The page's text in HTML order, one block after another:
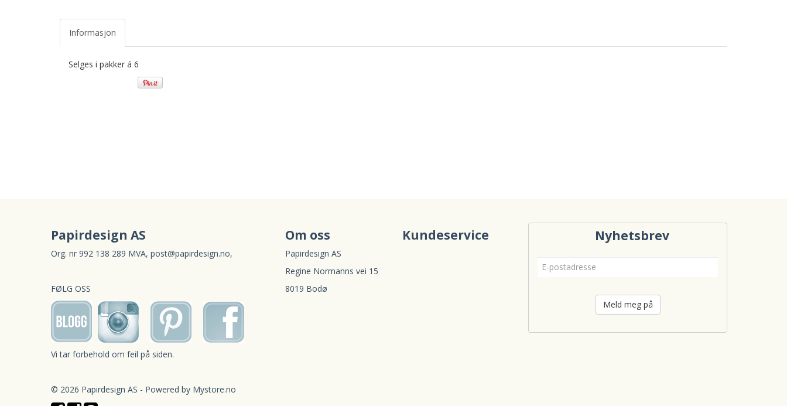
Informasjon
Selges i pakker á 6
Papirdesign AS
Org. nr 992 138 289 MVA, post@papirdesign.no,
FØLG OSS
Vi tar forbehold om feil på siden.
© 2026 Papirdesign AS - Powered by Mystore.no
Om oss
Papirdesign AS
Regine Normanns vei 15
8019 Bodø
Kundeservice Nyhetsbrev
Meld meg på